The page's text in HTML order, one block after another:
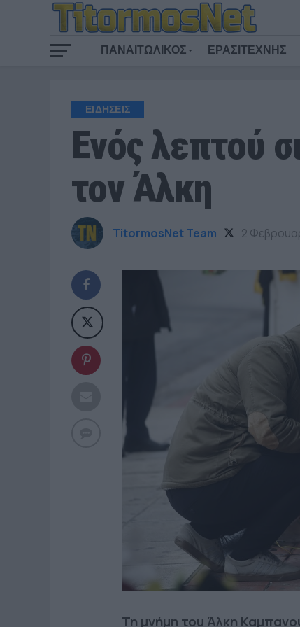
ΠΑΝΑΙΤΩΛΙΚΟΣ ΕΡΑΣΙΤΕΧΝΗΣ
ΕΙΔΗΣΕΙΣ
Ενός λεπτού
τον Άλκη
TitormosNet Team 2
Τη μνήμη του Άλκη